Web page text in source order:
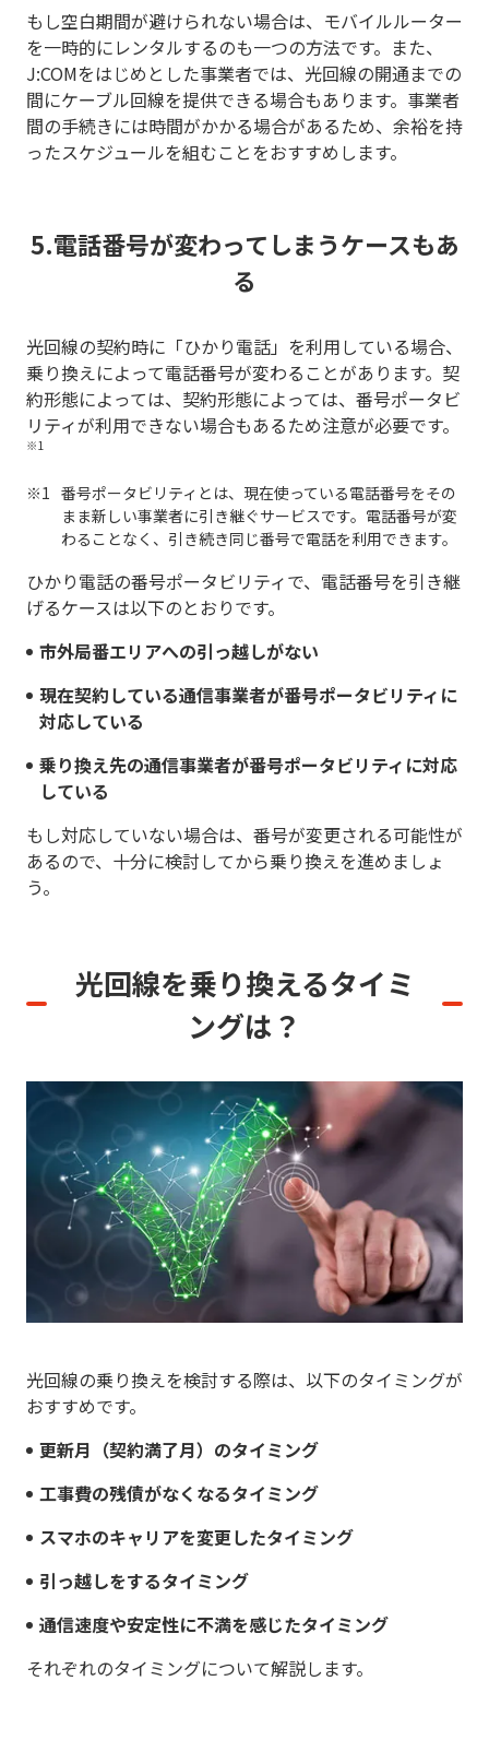
もし空白期間が避けられない場合は、モバイルルーター
を一時的にレンタルするのも一つの方法です。また、
J:COMをはじめとした事業者では、光回線の開通までの
間にケーブル回線を提供できる場合もあります。事業者
間の手続きには時間がかかる場合があるため、余裕を持
ったスケジュールを組むことをおすすめします。
5.電話番号が変わってしまうケースもあ
る
光回線の契約時に「ひかり電話」を利用している場合、
乗り換えによって電話番号が変わることがあります。契
約形態によっては、契約形態によっては、番号ポータビ
リティが利用できない場合もあるため注意が必要です。
※1
番号ポータビリティとは、現在使っている電話番号をその
まま新しい事業者に引き継ぐサービスです。電話番号が変
わることなく、引き続き同じ番号で電話を利用できます。
ひかり電話の番号ポータビリティで、電話番号を引き継
げるケースは以下のとおりです。
市外局番エリアへの引っ越しがない
現在契約している通信事業者が番号ポータビリティに
対応している
乗り換え先の通信事業者が番号ポータビリティに対応
している
もし対応していない場合は、番号が変更される可能性が
あるので、十分に検討してから乗り換えを進めましょ
う。
光回線を乗り換えるタイミ
ングは？
光回線の乗り換えを検討する際は、以下のタイミングが
おすすめです。
更新月（契約満了月）のタイミング
工事費の残債がなくなるタイミング
スマホのキャリアを変更したタイミング
引っ越しをするタイミング
通信速度や安定性に不満を感じたタイミング
それぞれのタイミングについて解説します。